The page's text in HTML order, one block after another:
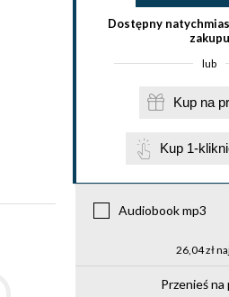
Dostępny
zakupu
lub
Kup 1-
Audiobook mp3
26,04 zł
Przenieś na